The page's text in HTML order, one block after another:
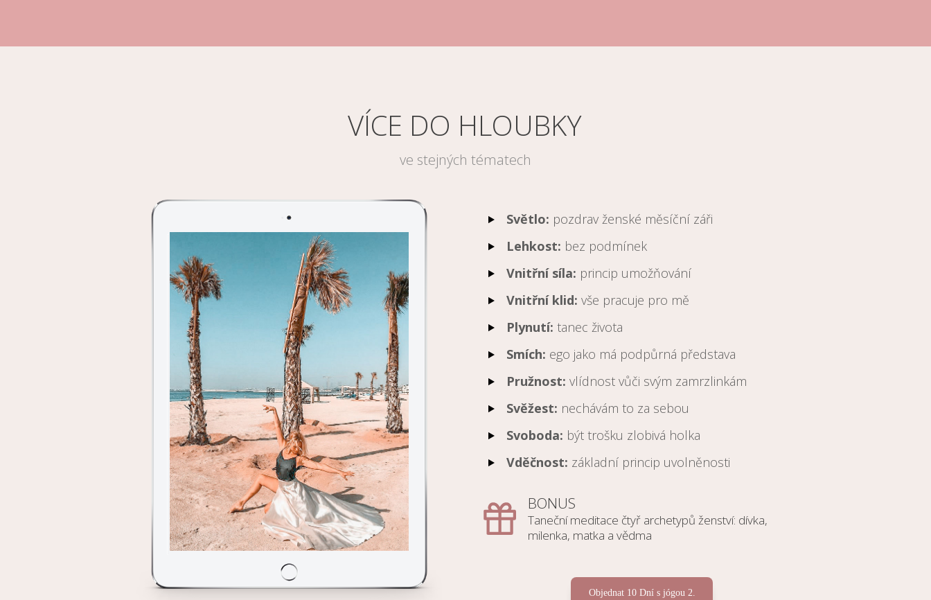
VÍCE DO HLOUBKY
ve stejných tématech
Světlo: pozdrav ženské měsíční záři
Lehkost: bez podmínek
Vnitřní síla: princip umožňování
Vnitřní klid: vše pracuje pro mě
Plynutí: tanec života
Smích: ego jako má podpůrná představa
Pružnost: vlídnost vůči svým zamrzlinkám
Svěžest: nechávám to za sebou
Svoboda: být trošku zlobivá holka
Vděčnost: základní princip uvolněnosti
BONUS
Taneční meditace čtyř archetypů ženství: dívka,
milenka, matka a vědma
Objednat 10 Dní s jógou 2.